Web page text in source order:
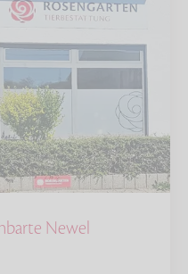
Newel